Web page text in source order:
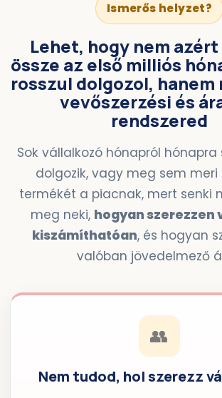
Ismerős helyzet?
Lehet, hogy nem
össze az első milliós
rosszul dolgozol, hanem
vevőszerzési és
rendszered
Sok vállalkozó hónapról hónapra
dolgozik, vagy meg sem
termékét a piacnak, mert senki
meg neki, hogyan szerezzen
kiszámíthatóan, és hogyan
valóban jövedelmező
👥
Nem tudod, hol szerezz